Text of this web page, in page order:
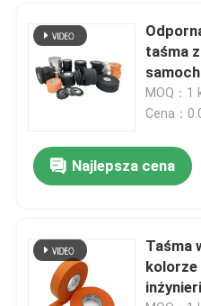
taśma
MOQ：1
Cena：
Najlepsza cena
Taśma
kolorze